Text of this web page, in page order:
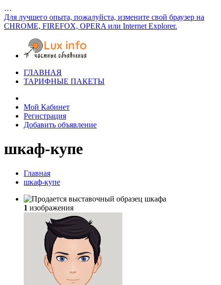
…
Для лучшего опыта, пожалуйста, измените свой браузер на
CHROME, FIREFOX, OPERA или Internet Explorer.
ГЛАВНАЯ
ТАРИФНЫЕ ПАКЕТЫ
Мой Кабинет
Регистрация
Добавить объявление
шкаф-купе
Главная
шкаф-купе
1 изображения